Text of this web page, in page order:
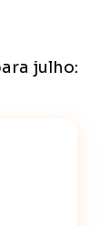
julho: